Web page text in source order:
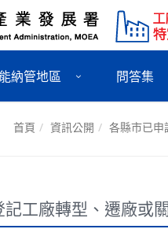
納管地區 問答集
首頁 資訊公開 各縣市已申
工廠轉型、遷廠或